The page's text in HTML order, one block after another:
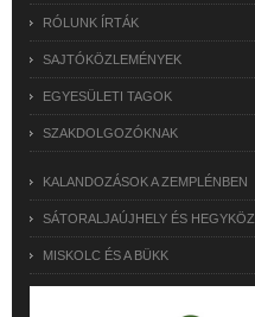
RÓLUNK ÍRTÁK
SAJTÓKÖZLEMÉNYEK
EGYESÜLETI TAGOK
SZAKDOLGOZÓKNAK
KALANDOZÁSOK A ZEMPLÉNBEN
SÁTORALJAÚJHELY ÉS HEGYKÖZ
MISKOLC ÉS A BÜKK